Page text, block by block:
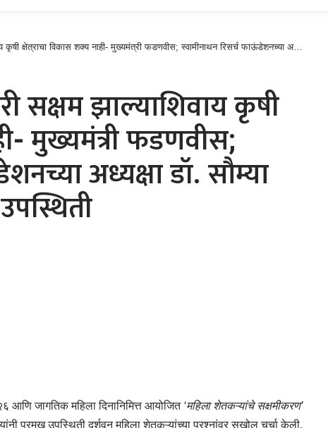
शक्य नाही- मुख्यमंत्री फडणवीस; स्वामीनाथन रिसर्च फाऊंडेशनच्या अध्यक्षा डॉ. सौम्या स्वामीनाथन यांची विशेष उपस्थिती
सक्षम झाल्याशिवाय कृषी
मुख्यमंत्री फडणवीस;
अध्यक्षा डॉ. सौम्या
आणि जागतिक महिला दिनानिमित्त आयोजित ‘महिला शेतकऱ्यांचे सक्षमीकरण’
प्रमुख उपस्थिती दर्शवून महिला शेतकऱ्यांच्या प्रश्नांवर सखोल चर्चा केली.